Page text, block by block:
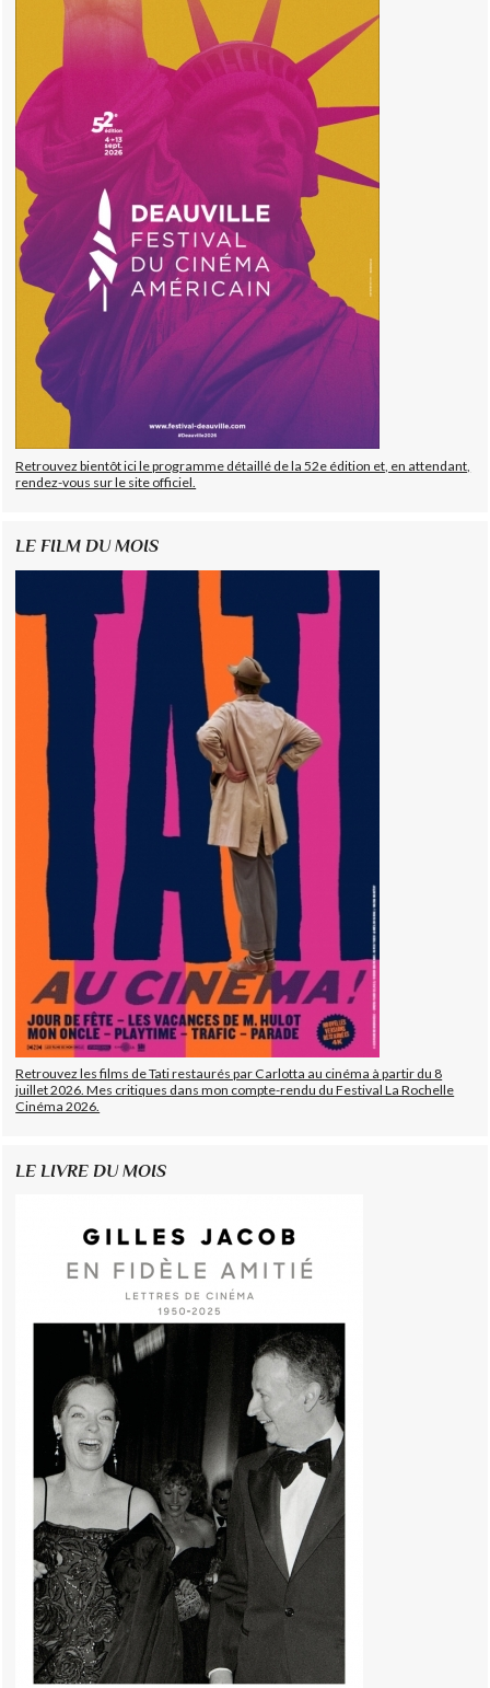
Retrouvez bientôt ici le programme détaillé de la 52e édition et, en attendant,
rendez-vous sur le site officiel.
LE FILM DU MOIS
Retrouvez les films de Tati restaurés par Carlotta au cinéma à partir du 8
juillet 2026. Mes critiques dans mon compte-rendu du Festival La Rochelle
Cinéma 2026.
LE LIVRE DU MOIS